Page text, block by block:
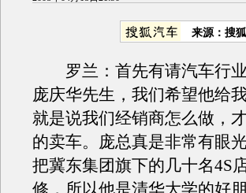
来源：搜
罗兰：首先有请汽车行业
庞庆华先生，我们希望他给
就是说我们经销商怎么做，
的卖车。庞总真是非常有眼
把冀东集团旗下的几十名4S
修，所以他是清华大学的好